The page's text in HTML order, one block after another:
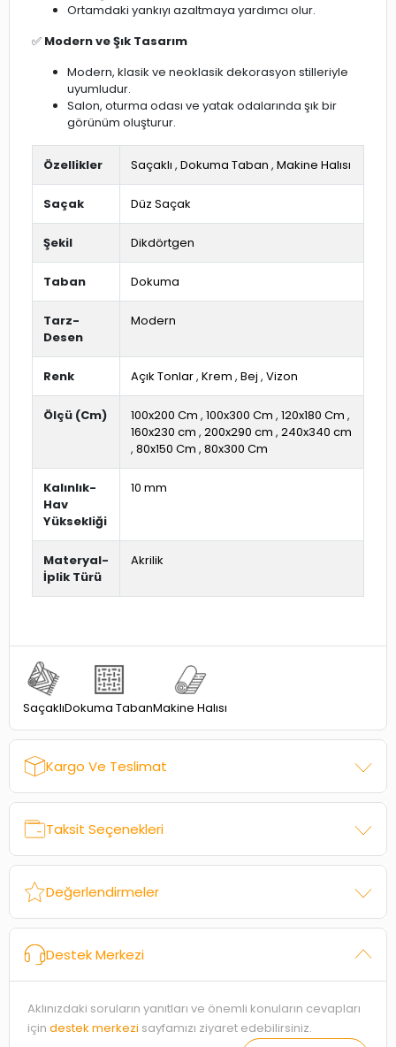
Ortamdaki yankıyı azaltmaya yardımcı olur.
✅ Modern ve Şık Tasarım
Modern, klasik ve neoklasik dekorasyon stilleriyle
uyumludur.
Salon, oturma odası ve yatak odalarında şık bir
görünüm oluşturur.
Özellikler Saçaklı , Dokuma Taban , Makine Halısı
Saçak Düz Saçak
Şekil Dikdörtgen
Taban Dokuma
Tarz-
Desen
Modern
Renk Açık Tonlar, Krem , Bej , Vizon
Ölçü (Cm) 100x200 Cm , 100x300 Cm , 120x180 Cm ,
160x230 cm , 200x290 cm , 240x340 cm
, 80x150 Cm , 80x300 Cm
Kalınlık-
Hav
Yüksekliği
10 mm
Materyal-
İplik Türü
Akrilik
SaçaklıDokuma TabanMakine Halısı
Kargo Ve Teslimat
Taksit Seçenekleri
Değerlendirmeler
Destek Merkezi
Aklınızdaki soruların yanıtları ve önemli konuların cevapları
için destek merkezi sayfamızı ziyaret edebilirsiniz.